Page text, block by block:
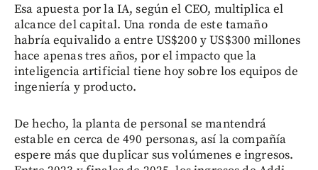
Esa apuesta por la IA, según el CEO, multiplica el
alcance del capital. Una ronda de este tamaño
habría equivalido a entre US$200 y US$300 millones
hace apenas tres años, por el impacto que la
inteligencia artificial tiene hoy sobre los equipos de
ingeniería y producto.
De hecho, la planta de personal se mantendrá
estable en cerca de 490 personas, así la compañía
espere más que duplicar sus volúmenes e ingresos.